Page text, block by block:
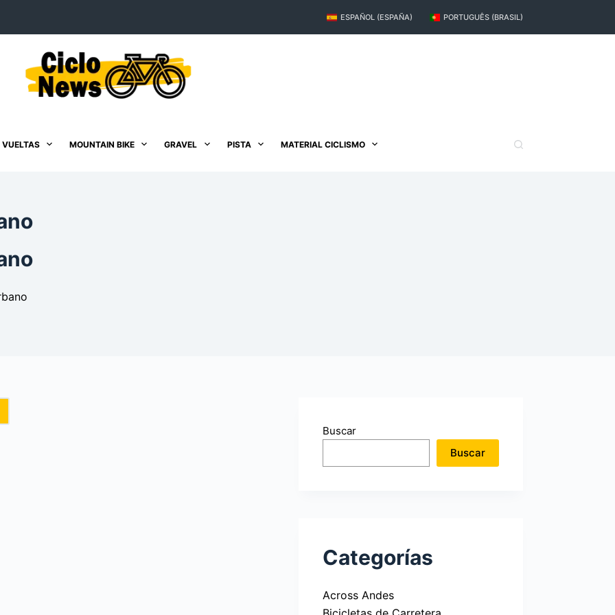
ESPAÑOL (ESPAÑA) PORTUGUÊS (BRASIL)
MOUNTAIN BIKE GRAVEL PISTA MATERIAL CICLISMO
Buscar
Buscar
Categorías
Across Andes